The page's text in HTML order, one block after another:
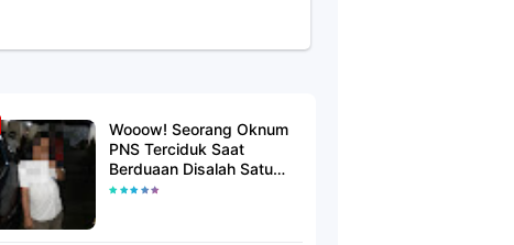
Wooow! Seorang Oknum
PNS Terciduk Saat
Berduaan Disalah Satu
Kamar Hotel Salatiga